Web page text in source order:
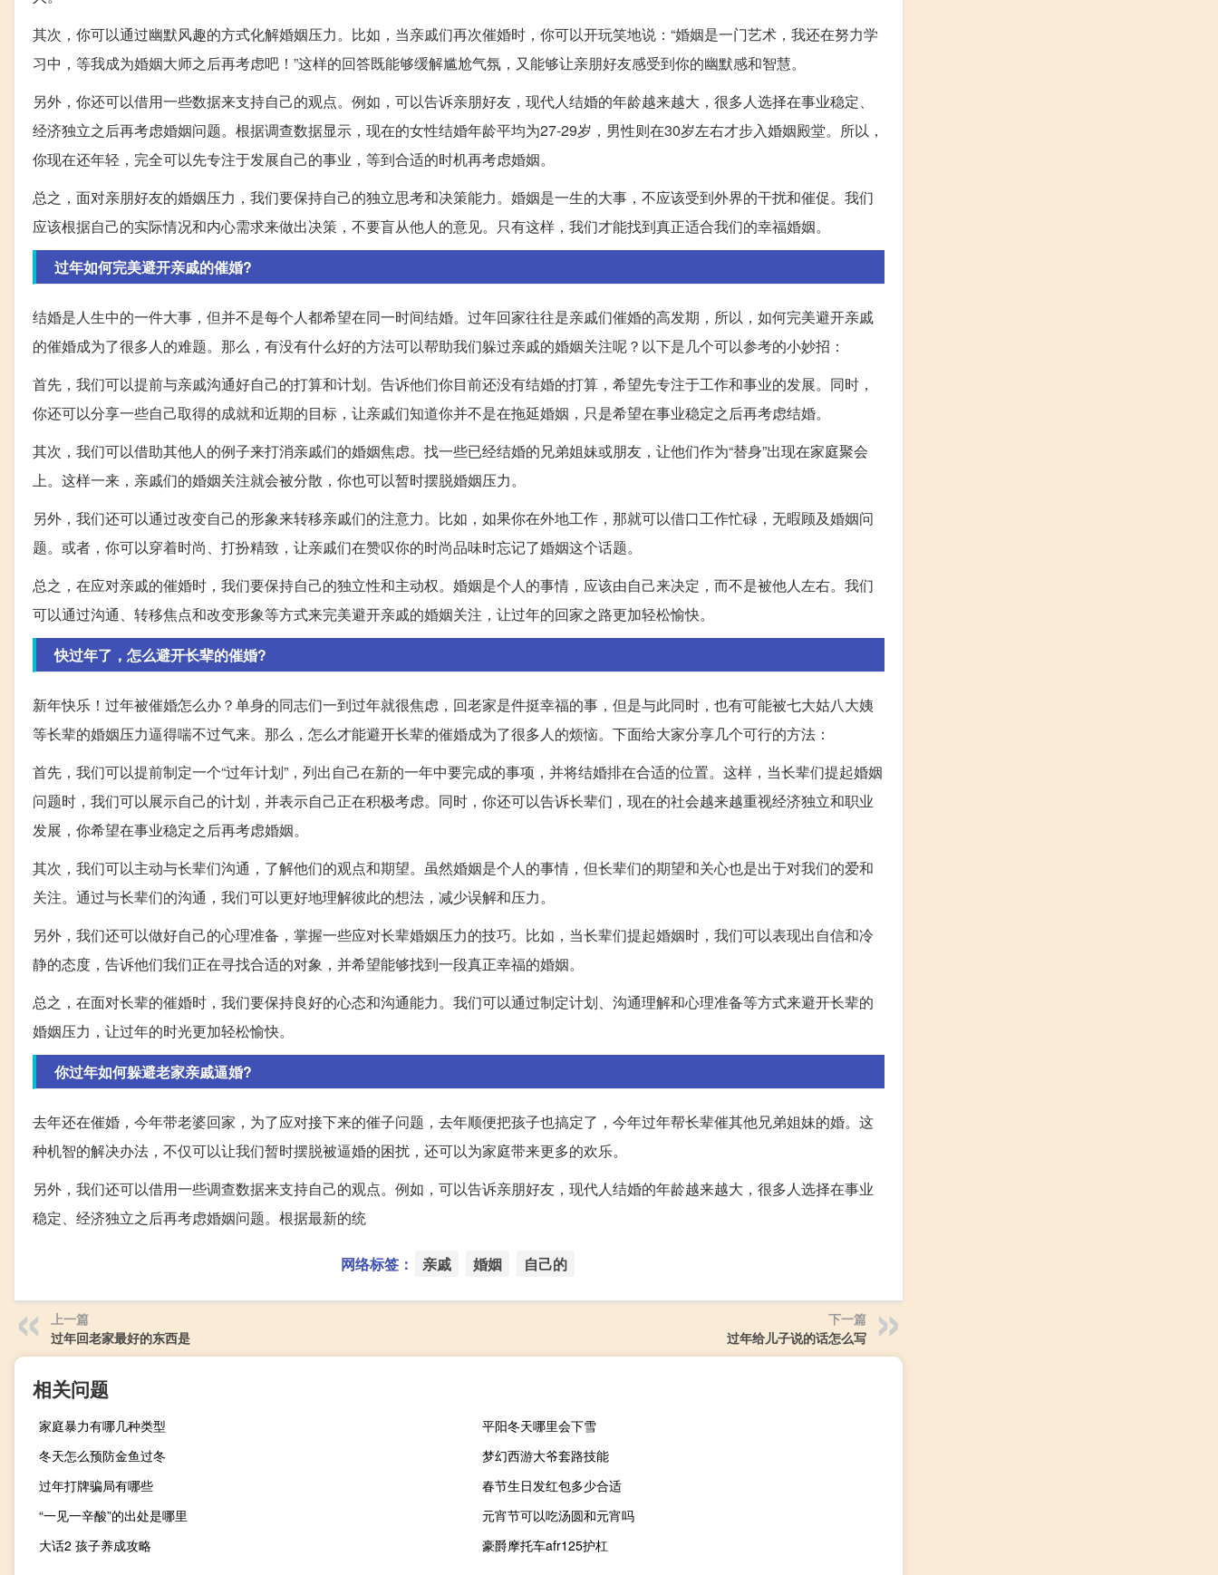
其次，你可以通过幽默风趣的方式化解婚姻压力。比如，当亲戚们再次催婚时，你可以开玩笑地说：“婚姻是一门艺术，我还在努力学
习中，等我成为婚姻大师之后再考虑吧！”这样的回答既能够缓解尴尬气氛，又能够让亲朋好友感受到你的幽默感和智慧。
另外，你还可以借用一些数据来支持自己的观点。例如，可以告诉亲朋好友，现代人结婚的年龄越来越大，很多人选择在事业稳定、
经济独立之后再考虑婚姻问题。根据调查数据显示，现在的女性结婚年龄平均为27-29岁，男性则在30岁左右才步入婚姻殿堂。所以，
你现在还年轻，完全可以先专注于发展自己的事业，等到合适的时机再考虑婚姻。
总之，面对亲朋好友的婚姻压力，我们要保持自己的独立思考和决策能力。婚姻是一生的大事，不应该受到外界的干扰和催促。我们
应该根据自己的实际情况和内心需求来做出决策，不要盲从他人的意见。只有这样，我们才能找到真正适合我们的幸福婚姻。
过年如何完美避开亲戚的催婚?
结婚是人生中的一件大事，但并不是每个人都希望在同一时间结婚。过年回家往往是亲戚们催婚的高发期，所以，如何完美避开亲戚
的催婚成为了很多人的难题。那么，有没有什么好的方法可以帮助我们躲过亲戚的婚姻关注呢？以下是几个可以参考的小妙招：
首先，我们可以提前与亲戚沟通好自己的打算和计划。告诉他们你目前还没有结婚的打算，希望先专注于工作和事业的发展。同时，
你还可以分享一些自己取得的成就和近期的目标，让亲戚们知道你并不是在拖延婚姻，只是希望在事业稳定之后再考虑结婚。
其次，我们可以借助其他人的例子来打消亲戚们的婚姻焦虑。找一些已经结婚的兄弟姐妹或朋友，让他们作为“替身”出现在家庭聚会
上。这样一来，亲戚们的婚姻关注就会被分散，你也可以暂时摆脱婚姻压力。
另外，我们还可以通过改变自己的形象来转移亲戚们的注意力。比如，如果你在外地工作，那就可以借口工作忙碌，无暇顾及婚姻问
题。或者，你可以穿着时尚、打扮精致，让亲戚们在赞叹你的时尚品味时忘记了婚姻这个话题。
总之，在应对亲戚的催婚时，我们要保持自己的独立性和主动权。婚姻是个人的事情，应该由自己来决定，而不是被他人左右。我们
可以通过沟通、转移焦点和改变形象等方式来完美避开亲戚的婚姻关注，让过年的回家之路更加轻松愉快。
快过年了，怎么避开长辈的催婚?
新年快乐！过年被催婚怎么办？单身的同志们一到过年就很焦虑，回老家是件挺幸福的事，但是与此同时，也有可能被七大姑八大姨
等长辈的婚姻压力逼得喘不过气来。那么，怎么才能避开长辈的催婚成为了很多人的烦恼。下面给大家分享几个可行的方法：
首先，我们可以提前制定一个“过年计划”，列出自己在新的一年中要完成的事项，并将结婚排在合适的位置。这样，当长辈们提起婚姻
问题时，我们可以展示自己的计划，并表示自己正在积极考虑。同时，你还可以告诉长辈们，现在的社会越来越重视经济独立和职业
发展，你希望在事业稳定之后再考虑婚姻。
其次，我们可以主动与长辈们沟通，了解他们的观点和期望。虽然婚姻是个人的事情，但长辈们的期望和关心也是出于对我们的爱和
关注。通过与长辈们的沟通，我们可以更好地理解彼此的想法，减少误解和压力。
另外，我们还可以做好自己的心理准备，掌握一些应对长辈婚姻压力的技巧。比如，当长辈们提起婚姻时，我们可以表现出自信和冷
静的态度，告诉他们我们正在寻找合适的对象，并希望能够找到一段真正幸福的婚姻。
总之，在面对长辈的催婚时，我们要保持良好的心态和沟通能力。我们可以通过制定计划、沟通理解和心理准备等方式来避开长辈的
婚姻压力，让过年的时光更加轻松愉快。
你过年如何躲避老家亲戚逼婚?
去年还在催婚，今年带老婆回家，为了应对接下来的催子问题，去年顺便把孩子也搞定了，今年过年帮长辈催其他兄弟姐妹的婚。这
种机智的解决办法，不仅可以让我们暂时摆脱被逼婚的困扰，还可以为家庭带来更多的欢乐。
另外，我们还可以借用一些调查数据来支持自己的观点。例如，可以告诉亲朋好友，现代人结婚的年龄越来越大，很多人选择在事业
稳定、经济独立之后再考虑婚姻问题。根据最新的统
网络标签： 亲戚 婚姻 自己的
上一篇
过年回老家最好的东西是
下一篇
过年给儿子说的话怎么写
相关问题
家庭暴力有哪几种类型
平阳冬天哪里会下雪
冬天怎么预防金鱼过冬
梦幻西游大爷套路技能
过年打牌骗局有哪些
春节生日发红包多少合适
“一见一辛酸”的出处是哪里
元宵节可以吃汤圆和元宵吗
大话2 孩子养成攻略
豪爵摩托车afr125护杠